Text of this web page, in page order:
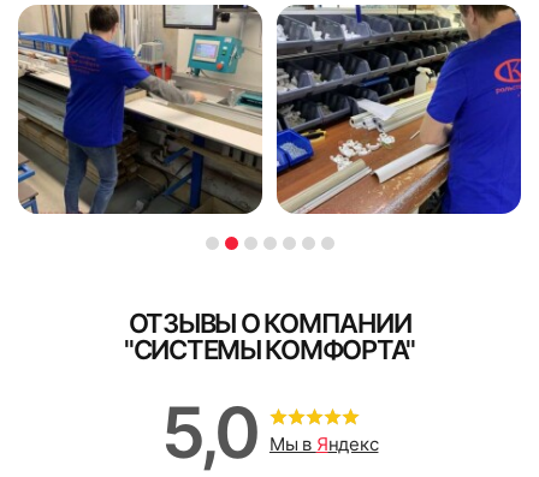
ОТЗЫВЫ О КОМПАНИИ
"СИСТЕМЫ КОМФОРТА"
5,0 Мы в Яндекс